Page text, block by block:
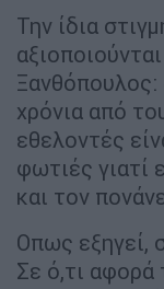
Την ίδια
Ξανθόπουλος:
χρόνια από
εθελοντές
φωτιές γιατί
και τον
Οπως εξηγεί,
Σε ό,τι αφορά